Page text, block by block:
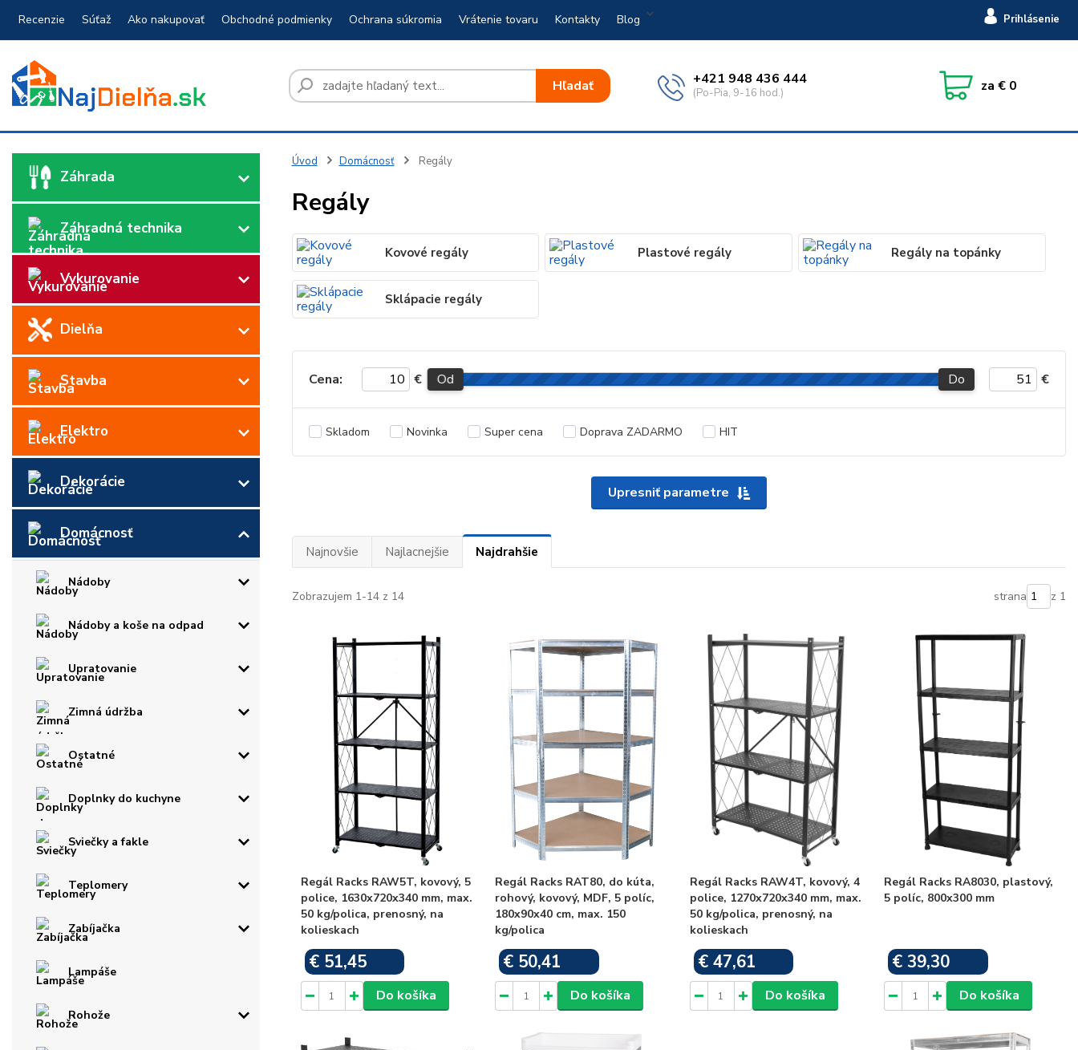
Recenzie Súťaž Ako nakupovať Obchodné podmienky Ochrana súkromia Vrátenie tovaru Kontakty Blog Prihlásenie
Hľadať +421 948 436 444
(Po-Pia, 9-16 hod.) za € 0
Záhrada
Záhradná technika
Vykurovanie
Dielňa
Stavba
Elektro
Dekorácie
Domácnosť
Nádoby
Nádoby a koše na odpad
Upratovanie
Zimná údržba
Ostatné
Doplnky do kuchyne
Sviečky a fakle
Teplomery
Zabíjačka
Lampáše
Rohože
Úvod Domácnosť Regály
Regály
Kovové regály Plastové regály Regály na topánky
Sklápacie regály
Upresniť parametre
Cena: € Od Do €
Skladom Novinka Super cena Doprava ZADARMO HIT
Najnovšie Najlacnejšie Najdrahšie
Zobrazujem 1-14 z 14 strana z 1
Regál Racks RAW5T, kovový, 5
police, 1630x720x340 mm, max.
50 kg/polica, prenosný, na
kolieskach
€ 51,45
Do košíka
Regál Racks RAT80, do kúta,
rohový, kovový, MDF, 5 políc,
180x90x40 cm, max. 150
kg/polica
€ 50,41
Do košíka
Regál Racks RAW4T, kovový, 4
police, 1270x720x340 mm, max.
50 kg/polica, prenosný, na
kolieskach
€ 47,61
Do košíka
Regál Racks RA8030, plastový,
5 políc, 800x300 mm
€ 39,30
Do košíka